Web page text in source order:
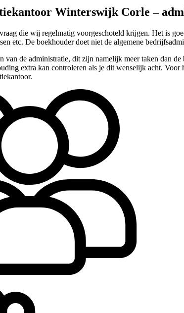
Winterswijk Corle –
die wij regelmatig voorgeschoteld krijgen. Het is
etc. De boekhouder doet niet de algemene
de administratie, dit zijn namelijk meer taken dan
extra kan controleren als je dit wenselijk acht.